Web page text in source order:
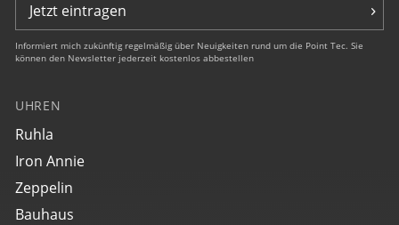
Jetzt eintragen
Informiert mich zukünftig regelmäßig über Neuigkeiten rund um die Point Tec. Sie
können den Newsletter jederzeit kostenlos abbestellen
UHREN
Ruhla
Iron Annie
Zeppelin
Bauhaus